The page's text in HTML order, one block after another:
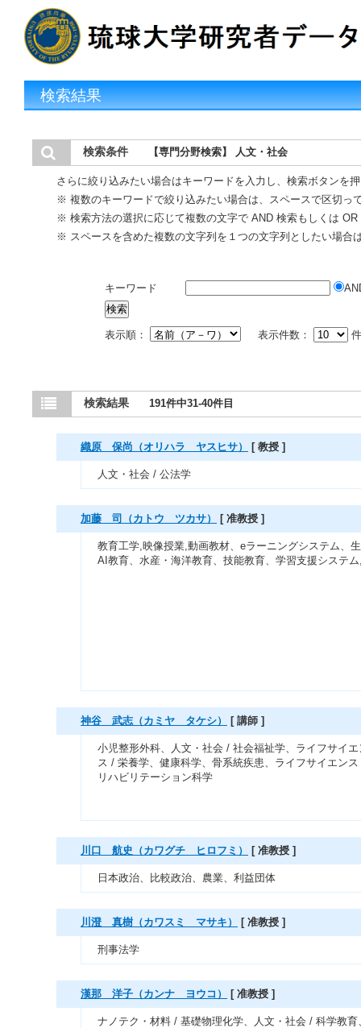
検索結果
検索条件 【専門分野検索】 人文・社会
さらに絞り込みたい場合はキーワードを入力し、検索ボタンを
※ 複数のキーワードで絞り込みたい場合は、スペースで区切っ
※ 検索方法の選択に応じて複数の文字で AND 検索もしくは
※ スペースを含めた複数の文字列を１つの文字列としたい場合
キーワード
表示順： 表示件数：
検索結果 191件中31-40件目
織原 保尚（オリハラ ヤスヒサ） [ 教授 ]
人文・社会 / 公法学
加藤 司（カトウ ツカサ） [ 准教授 ]
教育工学,映像授業,動画教材、eラーニングシステム、
AI教育、水産・海洋教育、技能教育、学習支援システ
神谷 武志（カミヤ タケシ） [ 講師 ]
小児整形外科、人文・社会 / 社会福祉学、ライフサイエ
ス / 栄養学、健康科学、骨系統疾患、ライフサイエンス
リハビリテーション科学
川口 航史（カワグチ ヒロフミ） [ 准教授 ]
日本政治、比較政治、農業、利益団体
川澄 真樹（カワスミ マサキ） [ 准教授 ]
刑事法学
漢那 洋子（カンナ ヨウコ） [ 准教授 ]
ナノテク・材料 / 基礎物理化学、人文・社会 / 科学教育